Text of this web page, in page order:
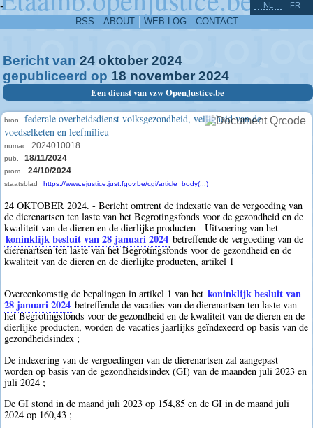
-
RSS ABOUT WEB LOG CONTACT
NL FR
Bericht van 24 oktober 2024
gepubliceerd op 18 november 2024
Een dienst van vzw OpenJustice.be
bron
federale overheidsdienst volksgezondheid, veiligheid van de
voedselketen en leefmilieu
numac 2024010018
pub. 18/11/2024
prom. 24/10/2024
staatsblad https://www.ejustice.just.fgov.be/cgi/article_body(...)
24 OKTOBER 2024. - Bericht omtrent de indexatie van de vergoeding van
de dierenartsen ten laste van het Begrotingsfonds voor de gezondheid en de
kwaliteit van de dieren en de dierlijke producten - Uitvoering van het
koninklijk besluit van 28 januari 2024 betreffende de vergoeding van de
dierenartsen ten laste van het Begrotingsfonds voor de gezondheid en de
kwaliteit van de dieren en de dierlijke producten, artikel 1
Overeenkomstig de bepalingen in artikel 1 van het koninklijk besluit van
28 januari 2024 betreffende de vacaties van de dierenartsen ten laste van
het Begrotingsfonds voor de gezondheid en de kwaliteit van de dieren en de
dierlijke producten, worden de vacaties jaarlijks geïndexeerd op basis van de
gezondheidsindex ;
De indexering van de vergoedingen van de dierenartsen zal aangepast
worden op basis van de gezondheidsindex (GI) van de maanden juli 2023 en
juli 2024 ;
De GI stond in de maand juli 2023 op 154,85 en de GI in de maand juli
2024 op 160,43 ;
^